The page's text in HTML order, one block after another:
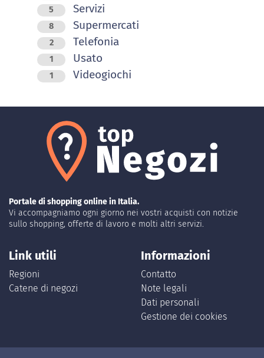
5 Servizi
8 Supermercati
2 Telefonia
1 Usato
1 Videogiochi
Portale di shopping online in Italia.
Vi accompagniamo ogni giorno nei vostri acquisti con notizie
sullo shopping, offerte di lavoro e molti altri servizi.
Link utili
Regioni
Catene di negozi
Informazioni
Contatto
Note legali
Dati personali
Gestione dei cookies